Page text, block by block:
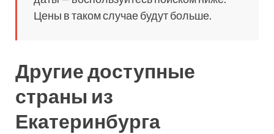
Цены в таком случае будут больше.
Другие доступные
страны из
Екатеринбурга